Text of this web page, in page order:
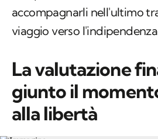
accompagnarli nell'ultimo
viaggio verso
La valutazione
giunto il
alla libertà